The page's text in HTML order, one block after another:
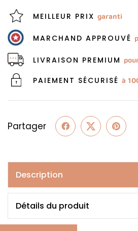
MEILLEUR PRIX garanti
MARCHAND APPROUVÉ
LIVRAISON PREMIUM
PAIEMENT SÉCURISÉ à
Partager
Description
Détails du produit